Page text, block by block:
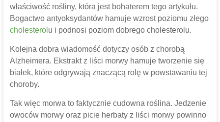
właściwość rośliny, która jest bohaterem tego artykułu.
Bogactwo antyoksydantów hamuje wzrost poziomu złego
cholesterol u i podnosi poziom dobrego cholesterolu.
Kolejna dobra wiadomość dotyczy osób z chorobą
Alzheimera. Ekstrakt z liści morwy hamuje tworzenie się
białek, które odgrywają znaczącą rolę w powstawaniu tej
choroby.
Tak więc morwa to faktycznie cudowna roślina. Jedzenie
owoców morwy oraz picie herbaty z liści morwy powinno